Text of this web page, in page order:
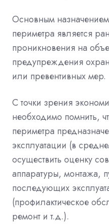
Основным
периметра является
проникновения на
предупреждения
или превентивных мер.
С точки зрения
необходимо помнить,
периметра
эксплуатации (в
осуществить оценку
аппаратуры, монтажа,
последующих
(профилактическое
ремонт и т.д.).